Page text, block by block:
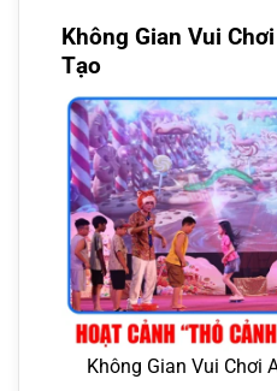
Không Gian Vui
Tạo
Không Gian Vui Chơi